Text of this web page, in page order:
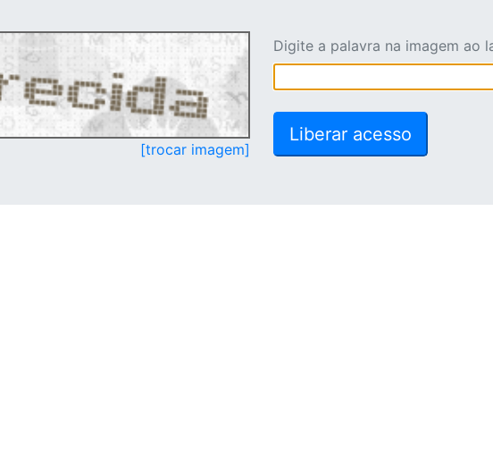
[trocar imagem]
Digite a palavra na imagem ao